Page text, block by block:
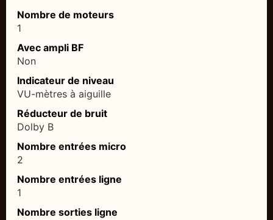
Nombre de moteurs
1
Avec ampli BF
Non
Indicateur de niveau
VU-mètres à aiguille
Réducteur de bruit
Dolby B
Nombre entrées micro
2
Nombre entrées ligne
1
Nombre sorties ligne